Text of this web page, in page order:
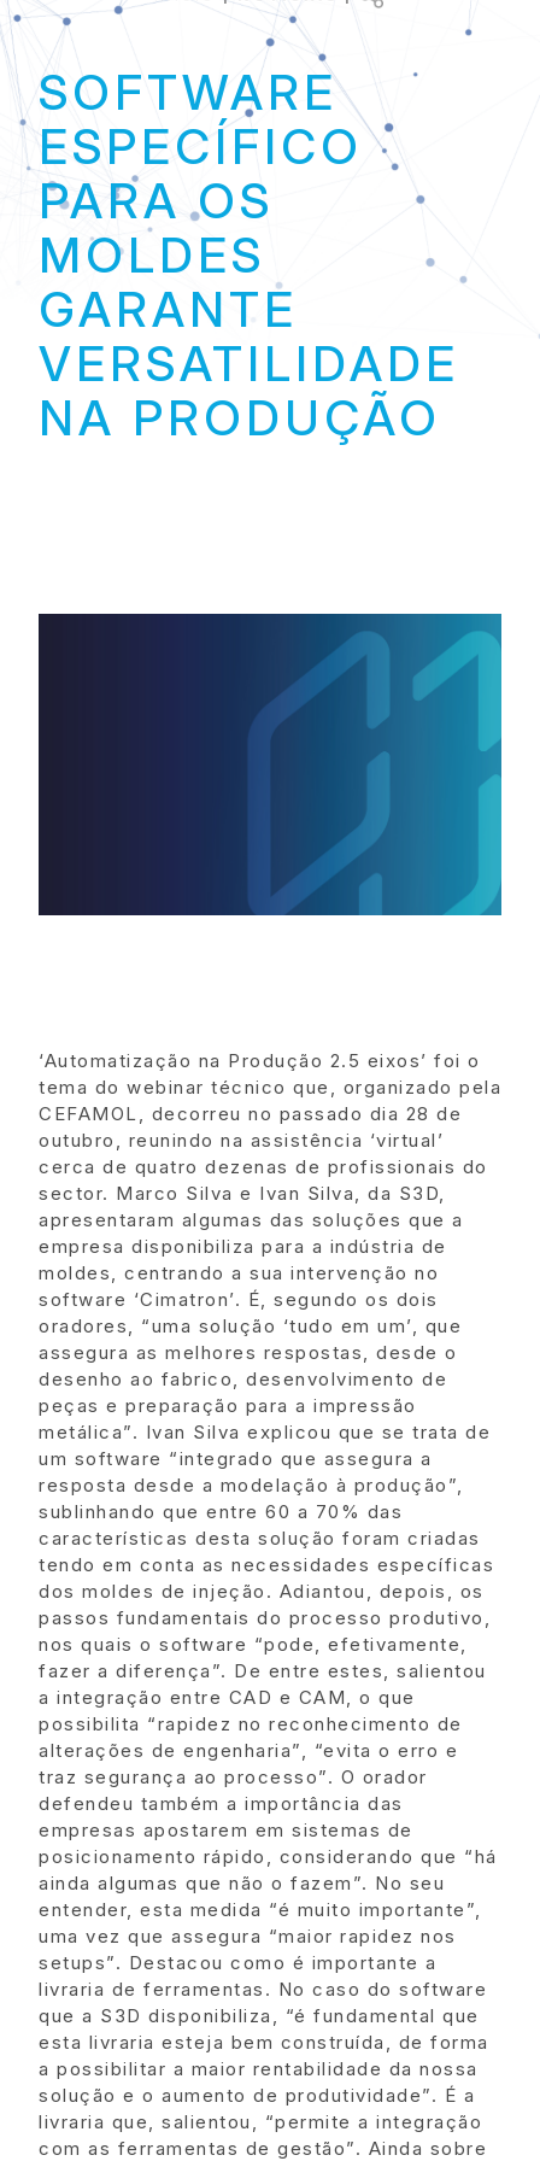
SOFTWARE
ESPECÍFICO
PARA OS
MOLDES
GARANTE
VERSATILIDADE
NA PRODUÇÃO
‘Automatização na Produção 2.5 eixos’ foi o
tema do webinar técnico que, organizado pela
CEFAMOL, decorreu no passado dia 28 de
outubro, reunindo na assistência ‘virtual’
cerca de quatro dezenas de profissionais do
sector. Marco Silva e Ivan Silva, da S3D,
apresentaram algumas das soluções que a
empresa disponibiliza para a indústria de
moldes, centrando a sua intervenção no
software ‘Cimatron’. É, segundo os dois
oradores, “uma solução ‘tudo em um’, que
assegura as melhores respostas, desde o
desenho ao fabrico, desenvolvimento de
peças e preparação para a impressão
metálica”. Ivan Silva explicou que se trata de
um software “integrado que assegura a
resposta desde a modelação à produção”,
sublinhando que entre 60 a 70% das
características desta solução foram criadas
tendo em conta as necessidades específicas
dos moldes de injeção. Adiantou, depois, os
passos fundamentais do processo produtivo,
nos quais o software “pode, efetivamente,
fazer a diferença”. De entre estes, salientou
a integração entre CAD e CAM, o que
possibilita “rapidez no reconhecimento de
alterações de engenharia”, “evita o erro e
traz segurança ao processo”. O orador
defendeu também a importância das
empresas apostarem em sistemas de
posicionamento rápido, considerando que “há
ainda algumas que não o fazem”. No seu
entender, esta medida “é muito importante”,
uma vez que assegura “maior rapidez nos
setups”. Destacou como é importante a
livraria de ferramentas. No caso do software
que a S3D disponibiliza, “é fundamental que
esta livraria esteja bem construída, de forma
a possibilitar a maior rentabilidade da nossa
solução e o aumento de produtividade”. É a
livraria que, salientou, “permite a integração
com as ferramentas de gestão”. Ainda sobre